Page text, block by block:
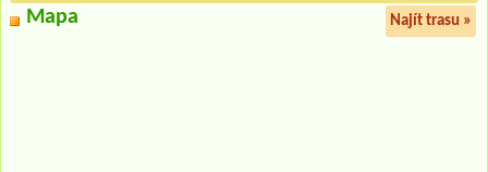
Mapa Najít trasu »